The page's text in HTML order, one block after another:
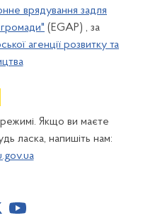
врядування задля
громади" (EGAP) , за
агенції розвитку та
Якщо ви маєте
ласка, напишіть нам: